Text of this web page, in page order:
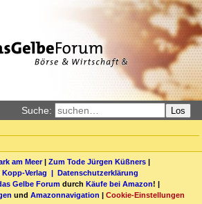
Suche: Los
am Meer| Zum Tode Jürgen Küßners |
Kopp-Verlag | Datenschutzerklärung
Gelbe Forum durch Käufe bei Amazon! |
und Amazonnavigation | Cookie-Einstellungen